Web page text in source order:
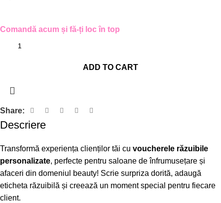
Comandă acum și fă-ți loc în top
ADD TO CART
Share:
Descriere
Transformă experiența clienților tăi cu voucherele răzuibile
personalizate, perfecte pentru saloane de înfrumusețare și
afaceri din domeniul beauty! Scrie surpriza dorită, adaugă
eticheta răzuibilă și creează un moment special pentru fiecare
client.